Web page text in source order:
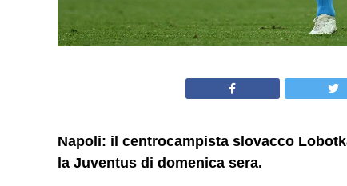
Napoli: il centrocampista slovacco
la Juventus di domenica sera.